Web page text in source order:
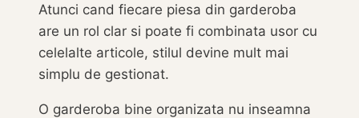
Atunci cand fiecare piesa din garderoba
are un rol clar si poate fi combinata usor cu
celelalte articole, stilul devine mult mai
simplu de gestionat.
O garderoba bine organizata nu inseamna